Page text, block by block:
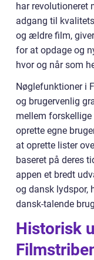
har revolutioneret
adgang til
og ældre film,
for at opdage og
hvor og når som
Nøglefunktioner i
og brugervenlig
mellem
oprette egne
at oprette lister
baseret på deres
appen et bredt
og dansk lydspor,
dansk-talende
Historisk